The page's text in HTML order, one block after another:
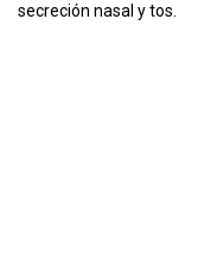
secreción nasal y tos.